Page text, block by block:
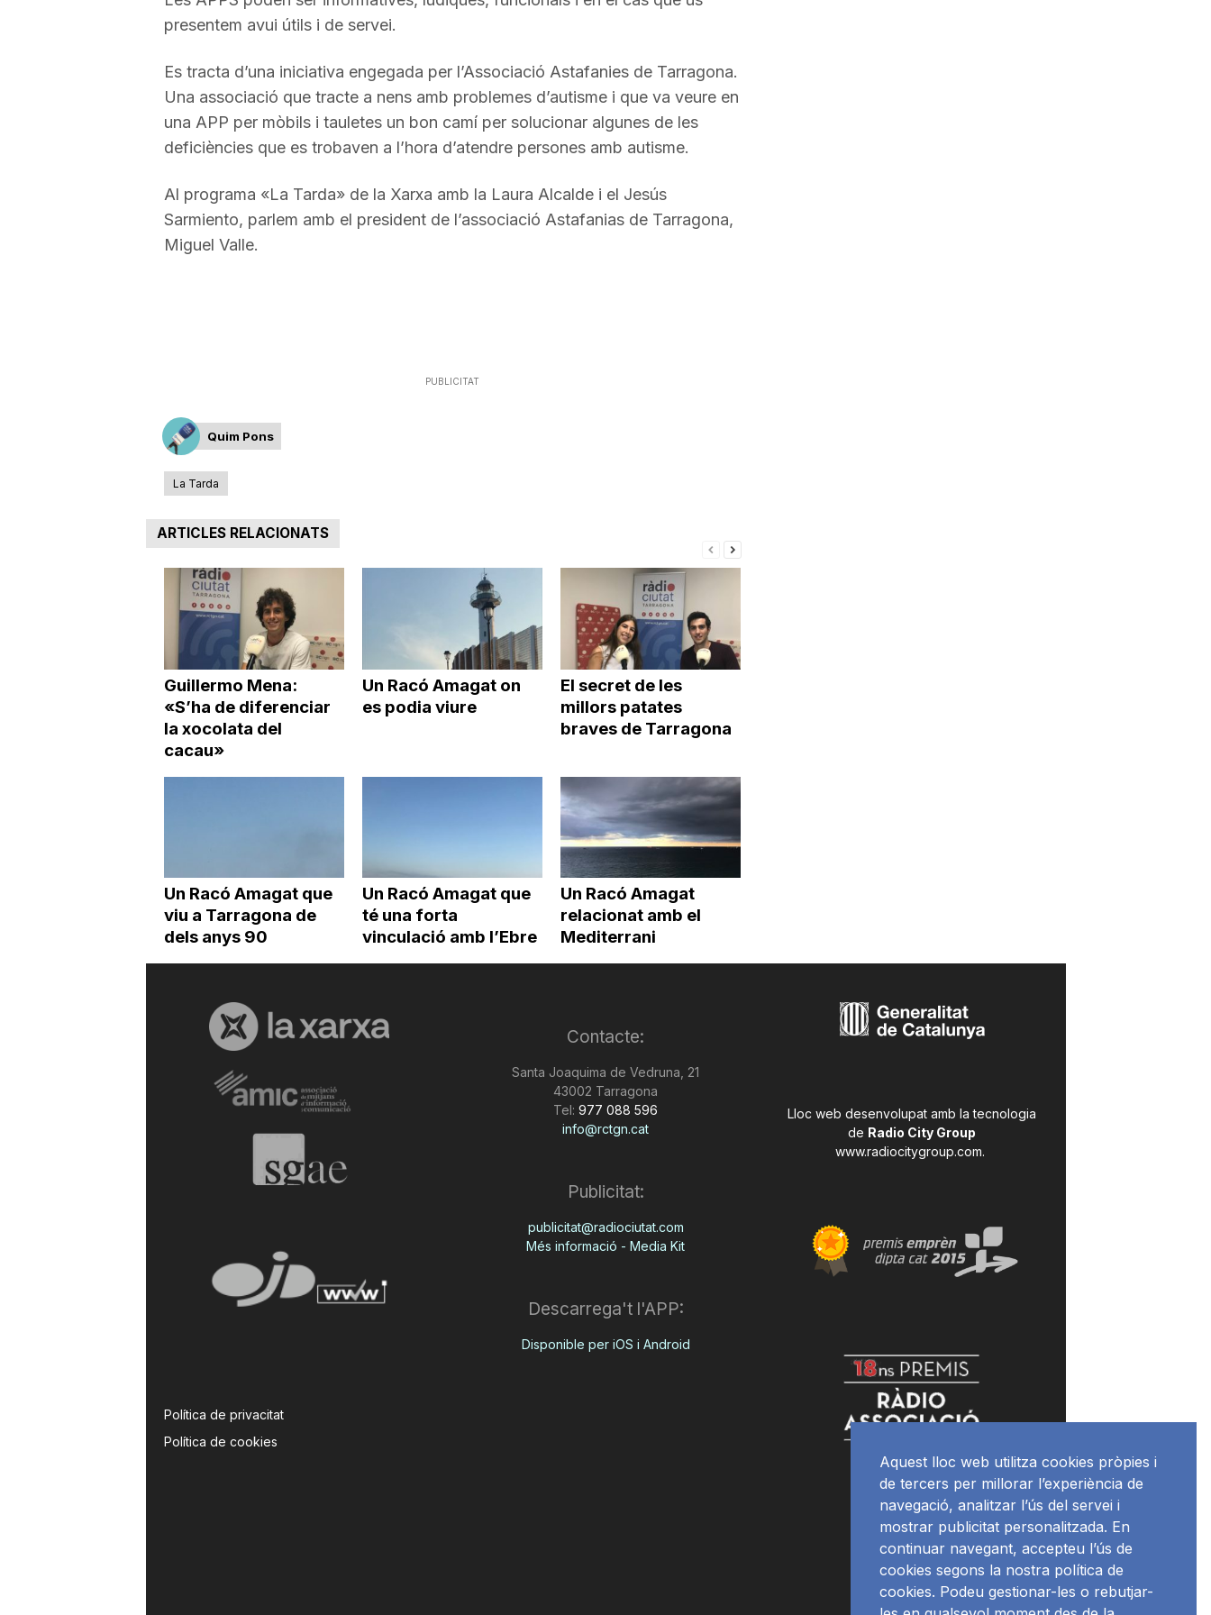
a
r
a
a
incrementar
el
volum.
presentem avui útils i de servei.
Es tracta d’una iniciativa engegada per l’Associació Astafanies de Tarragona.
Una associació que tracte a nens amb problemes d’autisme i que va veure en
una APP per mòbils i tauletes un bon camí per solucionar algunes de les
deficiències que es trobaven a l’hora d’atendre persones amb autisme.
Al programa «La Tarda» de la Xarxa amb la Laura Alcalde i el Jesús
Sarmiento, parlem amb el president de l’associació Astafanias de Tarragona,
Miguel Valle.
PUBLICITAT
Quim Pons
La Tarda
ARTICLES RELACIONATS
Guillermo Mena:
«S’ha de diferenciar
la xocolata del
cacau»
Un Racó Amagat on
es podia viure
El secret de les
millors patates
braves de Tarragona
Un Racó Amagat que
viu a Tarragona de
dels anys 90
Un Racó Amagat que
té una forta
vinculació amb l’Ebre
Un Racó Amagat
relacionat amb el
Mediterrani
Política de privacitat
Política de cookies
Contacte:
Santa Joaquima de Vedruna, 21
43002 Tarragona
Tel: 977 088 596
info@rctgn.cat
Publicitat:
publicitat@radiociutat.com
Més informació - Media Kit
Descarrega't l'APP:
Disponible per iOS i Android
Lloc web desenvolupat amb la tecnologia
de Radio City Group
www.radiocitygroup.com.
Aquest lloc web utilitza cookies pròpies i
de tercers per millorar l’experiència de
navegació, analitzar l’ús del servei i
mostrar publicitat personalitzada. En
continuar navegant, accepteu l’ús de
cookies segons la nostra política de
cookies. Podeu gestionar-les o rebutjar-